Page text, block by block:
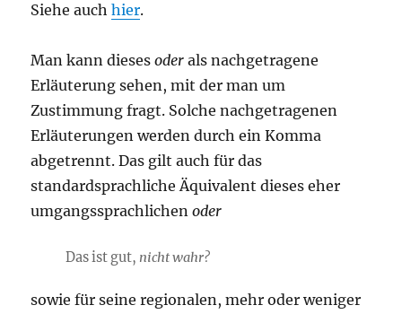
Siehe auchhier.
Man kann diesesoder als nachgetragene
Erläuterung sehen, mit der man um
Zustimmung fragt. Solche nachgetragenen
Erläuterungen werden durch ein Komma
abgetrennt. Das gilt auch für das
standardsprachliche Äquivalent dieses eher
umgangssprachlichenoder
Das ist gut, nicht wahr?
sowie für seine regionalen, mehr oder weniger